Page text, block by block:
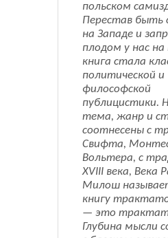
польском
Перестав быть
на Западе и
плодом у нас на
книга стала
политической и
философской
публицистики.
тема, жанр и
соотнесены с
Свифта,
Вольтера, с
XVIII века, Века
Милош
книгу
— это
Глубина мысли